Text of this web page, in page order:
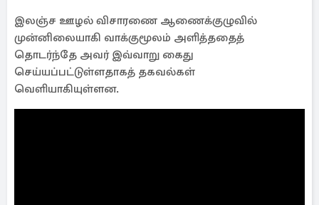
இலஞ்ச ஊழல் விசாரணை ஆணைக்குழுவில்
முன்னிலையாகி வாக்குமூலம் அளித்ததைத்
தொடர்ந்தே அவர் இவ்வாறு கைது
செய்யப்பட்டுள்ளதாகத் தகவல்கள்
வெளியாகியுள்ளன.